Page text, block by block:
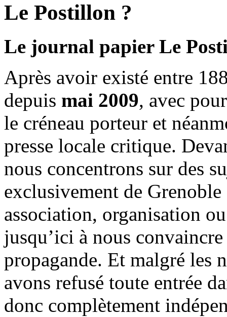
Le Postillon ?
Le journal papier Le
Après avoir existé entre
depuis mai 2009, avec
le créneau porteur et
presse locale critique.
nous concentrons sur des
exclusivement de
association, organisation
jusqu’ici à nous
propagande. Et malgré les
avons refusé toute entrée
donc complètement